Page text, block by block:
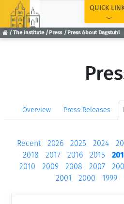
The Institute Press Press About Dagstuhl
QUICK
Overview Press Releases
Recent 2026 2025 2024
2018
2017 2016 2015
2010
2009 2008 2007
2001
2000 1999